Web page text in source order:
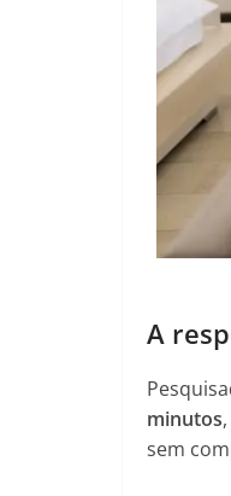
A
minutos
sem